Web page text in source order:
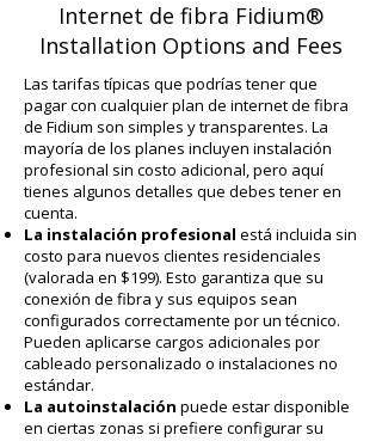
Internet de fibra Fidium®
Installation Options and Fees
Las tarifas típicas que podrías tener que
pagar con cualquier plan de internet de fibra
de Fidium son simples y transparentes. La
mayoría de los planes incluyen instalación
profesional sin costo adicional, pero aquí
tienes algunos detalles que debes tener en
cuenta.
La instalación profesional está incluida sin
costo para nuevos clientes residenciales
(valorada en $199). Esto garantiza que su
conexión de fibra y sus equipos sean
configurados correctamente por un técnico.
Pueden aplicarse cargos adicionales por
cableado personalizado o instalaciones no
estándar.
La autoinstalación puede estar disponible
en ciertas zonas si prefiere configurar su